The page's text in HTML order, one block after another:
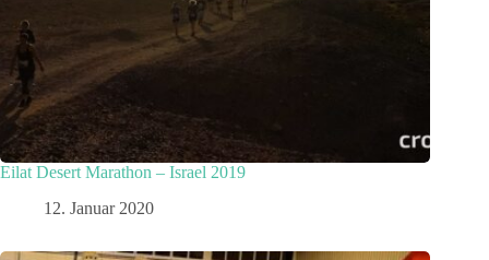
Eilat Desert Marathon – Israel 2019
12. Januar 2020